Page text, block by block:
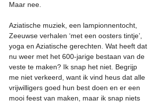
Maar nee.
Aziatische muziek, een lampionnentocht,
Zeeuwse verhalen ‘met een oosters tintje’,
yoga en Aziatische gerechten. Wat heeft dat
nu weer met het 600-jarige bestaan van de
veste te maken? Ik snap het niet. Begrijp
me niet verkeerd, want ik vind heus dat alle
vrijwilligers goed hun best doen en er een
mooi feest van maken, maar ik snap niets